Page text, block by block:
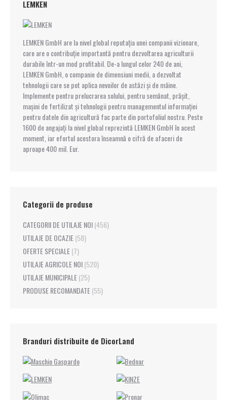
LEMKEN
LEMKEN GmbH are la nivel global reputația unei companii vizionare,
care are o contribuție importantă pentru dezvoltarea agriculturii
durabile într-un mod profitabil. De-a lungul celor 240 de ani,
LEMKEN GmbH, o companie de dimensiuni medii, a dezvoltat
tehnologii care se pot aplica nevoilor de astăzi și de mâine.
Implemente pentru prelucrarea solului, pentru semănat, prășit,
mașini de fertilizat și tehnologii pentru managementul informației
pentru datele din agricultură fac parte din portofoliul nostru. Peste
1600 de angajați la nivel global reprezintă LEMKEN GmbH în acest
moment, iar efortul acestora înseamnă o cifră de afaceri de
aproape 400 mil. Eur.
Categorii de produse
CATEGORII DE UTILAJE NOI(456)
UTILAJE DE OCAZIE(58)
OFERTE SPECIALE(7)
UTILAJE AGRICOLE NOI(520)
UTILAJE MUNICIPALE(25)
PRODUSE RECOMANDATE(55)
Branduri distribuite de DicorLand